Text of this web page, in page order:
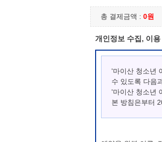
총 결제금액 : 0원
개인정보 수집, 이
'마이산 청소년
수 있도록 다음
'마이산 청소년
본 방침은부터